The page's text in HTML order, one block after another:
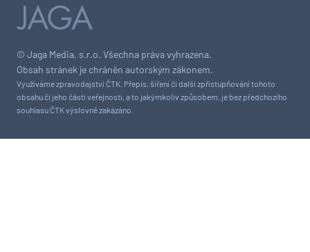
© Jaga Media, s.r.o. Všechna práva vyhrazena.
Obsah stránek je chráněn autorským zákonem.
Využíváme zpravodajství ČTK. Přepis, šíření či další zpřístupňování tohoto
obsahu či jeho části veřejnosti, a to jakýmkoliv způsobem, je bez předchozího
souhlasu ČTK výslovně zakázáno.